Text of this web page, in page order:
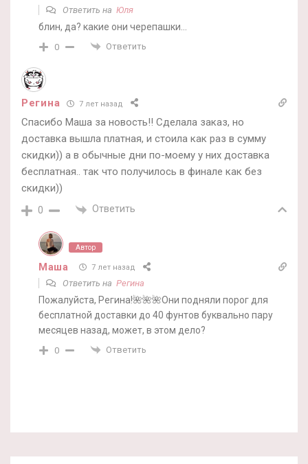
Ответить на Юля
блин, да? какие они черепашки…
0 Ответить
Регина 7 лет назад
Спасибо Маша за новость!! Сделала заказ, но
доставка вышла платная, и стоила как раз в сумму
скидки)) а в обычные дни по-моему у них доставка
бесплатная.. так что получилось в финале как без
скидки))
0 Ответить
Автор
Маша 7 лет назад
Ответить на Регина
Пожалуйста, Регина!🌺🌺🌺Они подняли порог для
бесплатной доставки до 40 фунтов буквально пару
месяцев назад, может, в этом дело?
0 Ответить